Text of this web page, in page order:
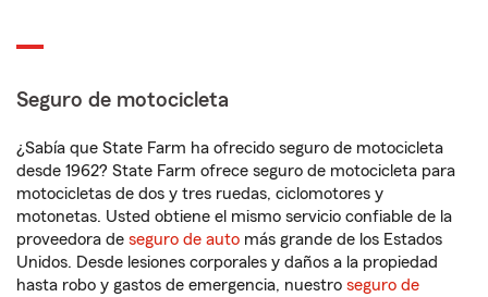
Seguro de motocicleta
¿Sabía que State Farm ha ofrecido seguro de motocicleta
desde 1962? State Farm ofrece seguro de motocicleta para
motocicletas de dos y tres ruedas, ciclomotores y
motonetas. Usted obtiene el mismo servicio confiable de la
proveedora de seguro de auto más grande de los Estados
Unidos. Desde lesiones corporales y daños a la propiedad
hasta robo y gastos de emergencia, nuestro seguro de